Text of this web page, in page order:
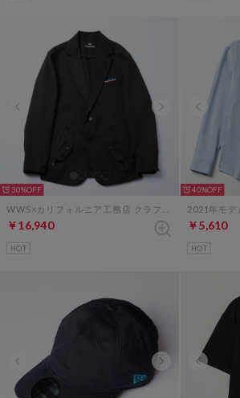
30%
￥16,940
HOT
40%
￥5,610
HOT